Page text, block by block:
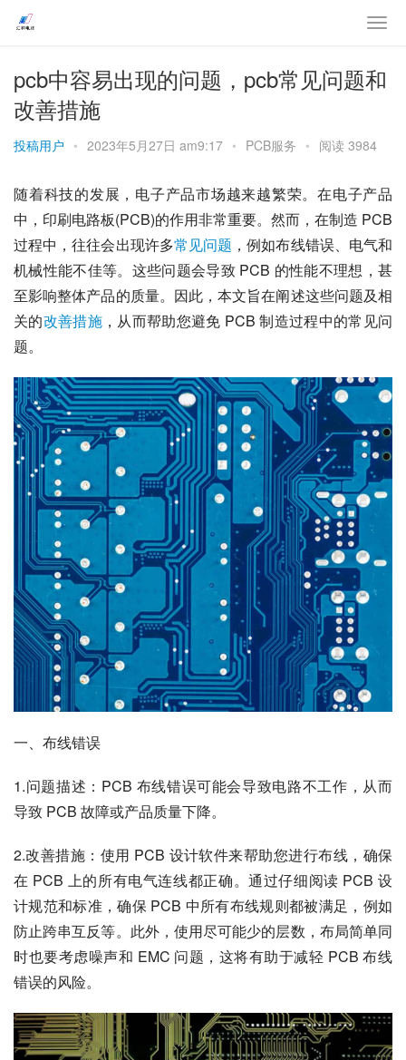
pcb中容易出现的问题，pcb常见问题和
改善措施
投稿用户 • 2023年5月27日 am9:17 • PCB服务 • 阅读 3984
随着科技的发展，电子产品市场越来越繁荣。在电子产品
中，印刷电路板(PCB)的作用非常重要。然而，在制造 PCB
过程中，往往会出现许多常见问题 ，例如布线错误、电气和
机械性能不佳等。这些问题会导致 PCB 的性能不理想，甚
至影响整体产品的质量。因此，本文旨在阐述这些问题及相
关的改善措施 ，从而帮助您避免 PCB 制造过程中的常见问
题。
一、布线错误
1.问题描述：PCB 布线错误可能会导致电路不工作，从而
导致 PCB 故障或产品质量下降。
2.改善措施：使用 PCB 设计软件来帮助您进行布线，确保
在 PCB 上的所有电气连线都正确。通过仔细阅读 PCB 设
计规范和标准，确保 PCB 中所有布线规则都被满足，例如
防止跨串互反等。此外，使用尽可能少的层数，布局简单同
时也要考虑噪声和 EMC 问题，这将有助于减轻 PCB 布线
错误的风险。